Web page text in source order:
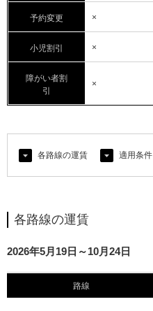
予約変更 ×
小児割引 ×
障がい者割
引
×
各路線の運賃 適用条件
各路線の運賃
2026年5月19日～10月24日
路線